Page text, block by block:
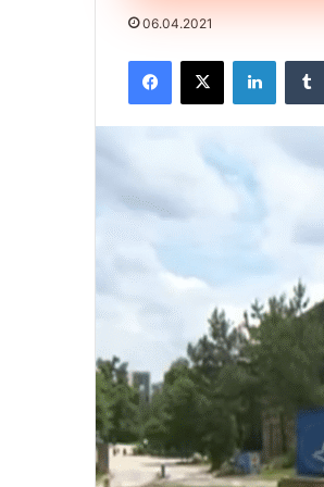
06.04.2021